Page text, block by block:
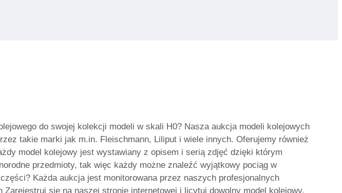
do swojej kolekcji modeli w skali H0? Nasza aukcja modeli kolejowych
takie marki jak m.in. Fleischmann, Liliput i wiele innych. Oferujemy również
model kolejowy jest wystawiany z opisem i serią zdjęć dzięki którym
przedmioty, tak więc każdy możne znaleźć wyjątkowy pociąg w
Każda aukcja jest monitorowana przez naszych profesjonalnych
się na naszej stronie internetowej i licytuj dowolny model kolejowy,